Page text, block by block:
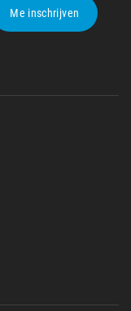
Me inschrijven